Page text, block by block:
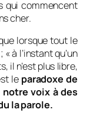
qui commencent
cher.
lorsque tout le
à l’instant qu’un
il n’est plus libre,
le paradoxe de
voix à des
la parole.